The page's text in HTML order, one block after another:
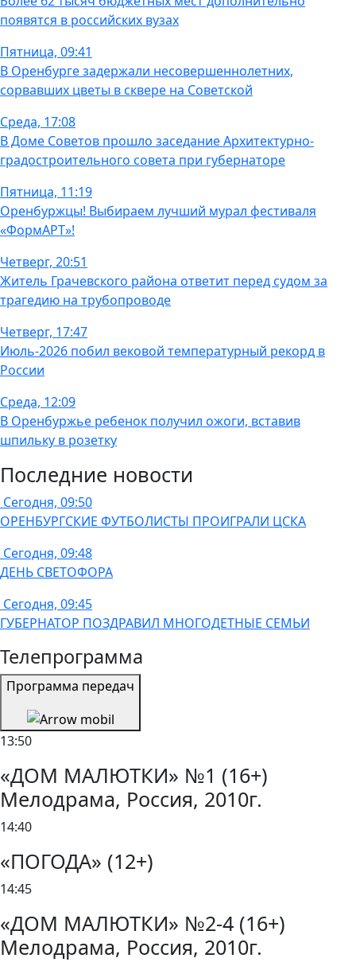
появятся в российских вузах
Пятница, 09:41
В Оренбурге задержали несовершеннолетних,
сорвавших цветы в сквере на Советской
Среда, 17:08
В Доме Советов прошло заседание Архитектурно-
градостроительного совета при губернаторе
Пятница, 11:19
Оренбуржцы! Выбираем лучший мурал фестиваля
«ФормАРТ»!
Четверг, 20:51
Житель Грачевского района ответит перед судом за
трагедию на трубопроводе
Четверг, 17:47
Июль-2026 побил вековой температурный рекорд в
России
Среда, 12:09
В Оренбуржье ребенок получил ожоги, вставив
шпильку в розетку
Последние новости
Сегодня, 09:50
ОРЕНБУРГСКИЕ ФУТБОЛИСТЫ ПРОИГРАЛИ ЦСКА
Сегодня, 09:48
ДЕНЬ СВЕТОФОРА
Сегодня, 09:45
ГУБЕРНАТОР ПОЗДРАВИЛ МНОГОДЕТНЫЕ СЕМЬИ
Телепрограмма
Программа передач
13:50
«ДОМ МАЛЮТКИ» №1 (16+)
Мелодрама, Россия, 2010г.
14:40
«ПОГОДА» (12+)
14:45
«ДОМ МАЛЮТКИ» №2-4 (16+)
Мелодрама, Россия, 2010г.